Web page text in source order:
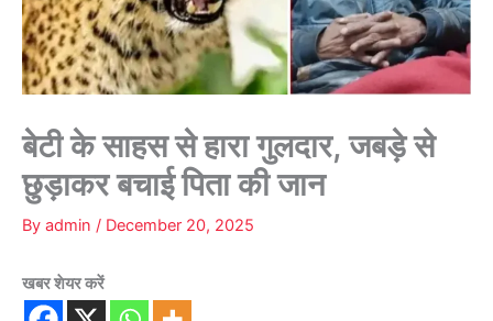
बेटी के साहस से हारा गुलदार, जबड़े से
छुड़ाकर बचाई पिता की जान
By admin / December 20, 2025
खबर शेयर करें